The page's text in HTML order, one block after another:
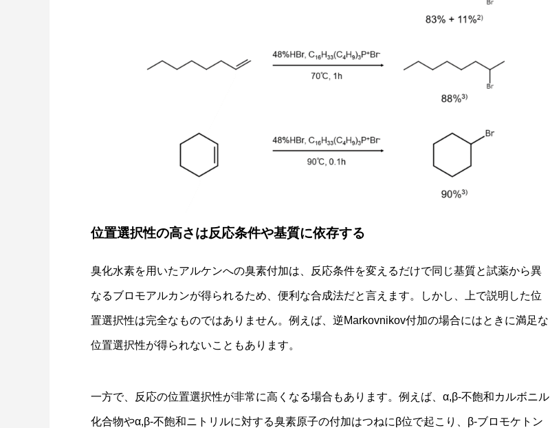
位置選択性の高さは反応条件や基質に依存する
臭化水素を用いたアルケンへの臭素付加は、反応条件を変えるだけで同じ基質と試薬から異
なるブロモアルカンが得られるため、便利な合成法だと言えます。しかし、上で説明した位
置選択性は完全なものではありません。例えば、逆Markovnikov付加の場合にはときに満足な
位置選択性が得られないこともあります。
一方で、反応の位置選択性が非常に高くなる場合もあります。例えば、α,β-不飽和カルボニル
化合物やα,β-不飽和ニトリルに対する臭素原子の付加はつねにβ位で起こり、β-ブロモケトン